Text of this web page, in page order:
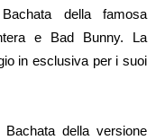
della famosa
e Bad Bunny. La
in esclusiva per i suoi
della versione